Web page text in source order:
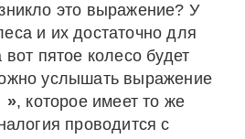
это выражение? У
и их достаточно для
пятое колесо будет
услышать выражение
», которое имеет то же
проводится с